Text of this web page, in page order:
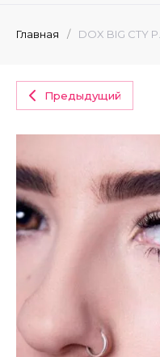
Главная / DOX BIG CTY
Предыдущий